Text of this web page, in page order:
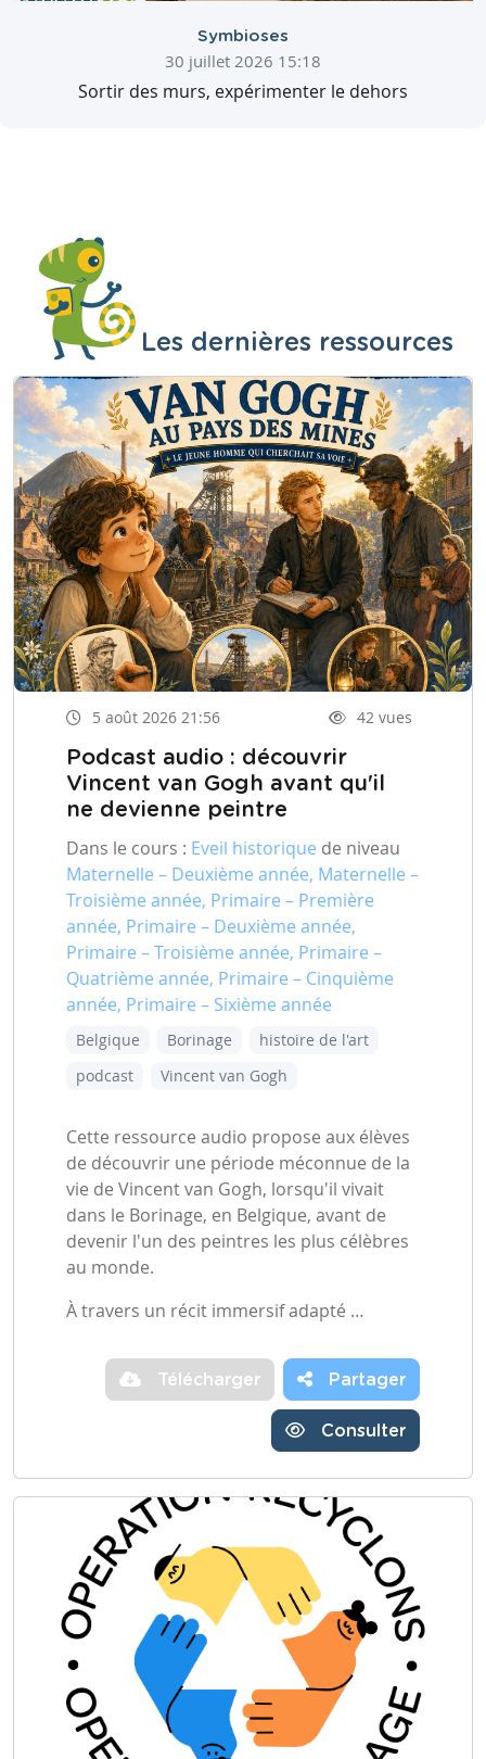
Symbioses
30 juillet 2026 15:18
Sortir des murs, expérimenter le dehors
Les dernières ressources
5 août 2026 21:56 42 vues
Podcast audio : découvrir
Vincent van Gogh avant qu'il
ne devienne peintre
Dans le cours : Eveil historique de niveau
Maternelle – Deuxième année, Maternelle –
Troisième année, Primaire – Première
année, Primaire – Deuxième année,
Primaire – Troisième année, Primaire –
Quatrième année, Primaire – Cinquième
année, Primaire – Sixième année
Belgique Borinage
histoire de l'art
podcast
Vincent van Gogh
Cette ressource audio propose aux élèves
de découvrir une période méconnue de la
vie de Vincent van Gogh, lorsqu'il vivait
dans le Borinage, en Belgique, avant de
devenir l'un des peintres les plus célèbres
au monde.
À travers un récit immersif adapté …
Télécharger Partager
Consulter